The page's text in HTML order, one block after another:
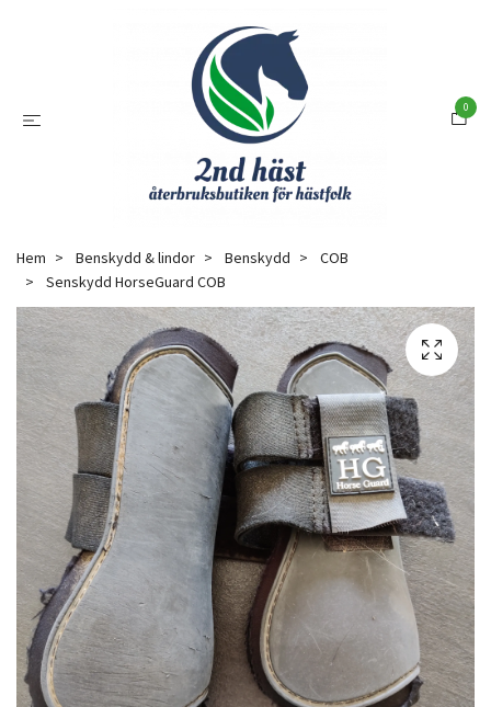
0
Hem Benskydd & lindor Benskydd
COB
Senskydd HorseGuard COB